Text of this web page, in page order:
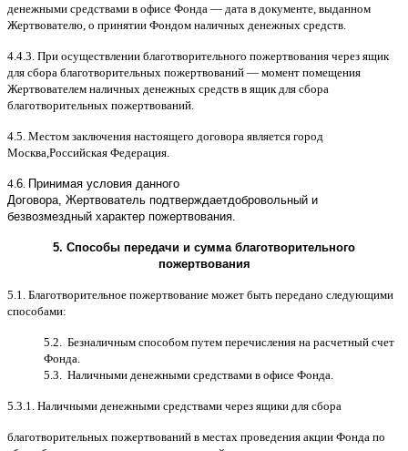
денежными средствами в офисе Фонда — дата в документе выданном
Жертвователю o принятии Фондом наличных денежных средств
4.4.3. При осуществлении благотворительного пожертвования через ящик
для сбора благотворительных пожертвований — момент помещения
Жертвователем наличных денежных средств в ящик для сбора
благотворительных пожертвований
4.5. Местом заключения настоящего договора является город
Москва Российская Федерация
4. 6 Принимая условия данного
Договора, Жертвователь подтверждаетдобровольный и
безвозмездный характер пожертвования
5. Способы передачи и сумма благотворительного
пожертвования
5.1. Благотворительное пожертвование может быть передано следующими
способами:
5.2. Безналичным способом путем перечисления на расчетный счет
Фонда
5.3. Наличными денежными средствами в офисе Фонда
5.3.1. Наличными денежными средствами через ящики для сбора
благотворительных пожертвований в местах проведения акции Фонда по